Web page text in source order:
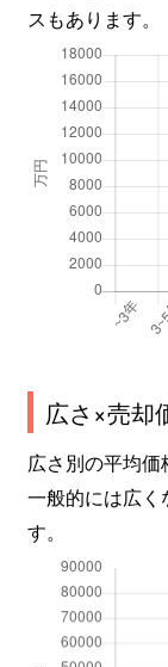
スもあります。
広さ×売却
広さ別の平均価
一般的には広く
す。